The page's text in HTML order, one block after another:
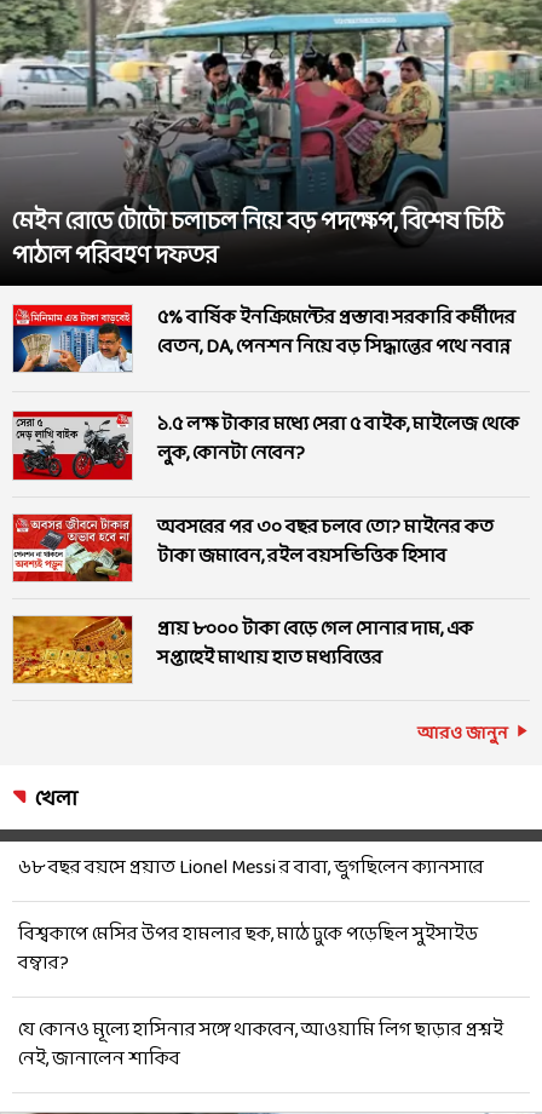
মেইন রোডে টোটো চলাচল নিয়ে বড় পদক্ষেপ, বিশেষ চিঠি
পাঠাল পরিবহণ দফতর
৫% বার্ষিক ইনক্রিমেন্টের প্রস্তাব! সরকারি কর্মীদের
বেতন, DA, পেনশন নিয়ে বড় সিদ্ধান্তের পথে নবান্ন
১.৫ লক্ষ টাকার মধ্যে সেরা ৫ বাইক, মাইলেজ থেকে
লুক, কোনটা নেবেন?
অবসরের পর ৩০ বছর চলবে তো? মাইনের কত
টাকা জমাবেন, রইল বয়সভিত্তিক হিসাব
প্রায় ৮০০০ টাকা বেড়ে গেল সোনার দাম, এক
সপ্তাহেই মাথায় হাত মধ্যবিত্তের
আরও জানুন
খেলা
৬৮ বছর বয়সে প্রয়াত Lionel Messi র বাবা, ভুগছিলেন ক্যানসারে
বিশ্বকাপে মেসির উপর হামলার ছক, মাঠে ঢুকে পড়েছিল সুইসাইড
বম্বার?
যে কোনও মূল্যে হাসিনার সঙ্গে থাকবেন, আওয়ামি লিগ ছাড়ার প্রশ্নই
নেই, জানালেন শাকিব